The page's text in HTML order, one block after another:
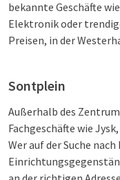
bekannte Geschäfte
Elektronik oder
Preisen, in der
Sontplein
Außerhalb des
Fachgeschäfte wie
Wer auf der Suche